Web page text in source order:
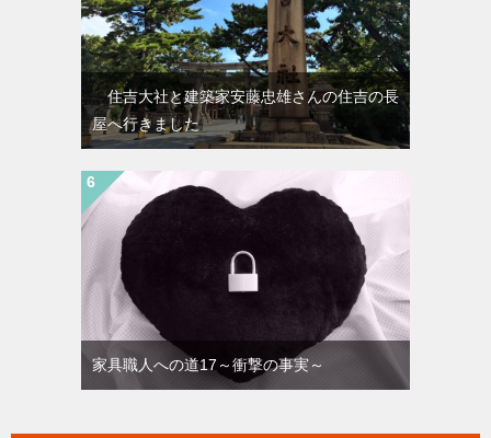
住吉大社と建築家安藤忠雄さんの住吉の長
屋へ行きました
家具職人への道17～衝撃の事実～